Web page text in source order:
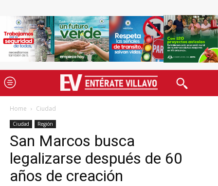
Home Ciudad
Ciudad Región
San Marcos busca
legalizarse después de 60
años de creación